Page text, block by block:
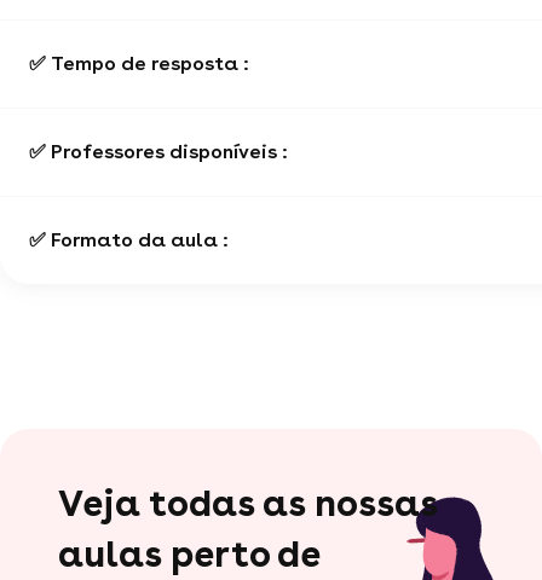
✅ Tempo de resposta :
✅ Professores disponíveis :
✅ Formato da aula :
Veja todas as nossas
aulas perto de